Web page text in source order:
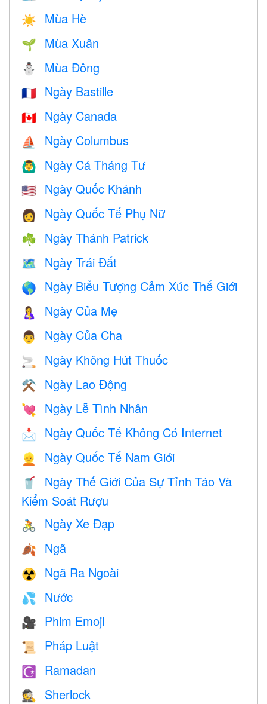
☀️ Mùa Hè
🌱 Mùa Xuân
⛄ Mùa Đông
🇫🇷 Ngày Bastille
🇨🇦 Ngày Canada
⛵️ Ngày Columbus
🙆‍♂️ Ngày Cá Tháng Tư
🇺🇸 Ngày Quốc Khánh
👩 Ngày Quốc Tế Phụ Nữ
☘️ Ngày Thánh Patrick
🗺️ Ngày Trái Đất
🌎 Ngày Biểu Tượng Cảm Xúc Thế Giới
🤱 Ngày Của Mẹ
👨 Ngày Của Cha
🚬 Ngày Không Hút Thuốc
⚒️ Ngày Lao Động
💘 Ngày Lễ Tình Nhân
📩 Ngày Quốc Tế Không Có Internet
👱 Ngày Quốc Tế Nam Giới
🥤
Ngày Thế Giới Của Sự Tỉnh Táo Và
Kiểm Soát Rượu
🚴 Ngày Xe Đạp
🍂 Ngã
☢️ Ngã Ra Ngoài
💦 Nước
🎥 Phim Emoji
📜 Pháp Luật
☪️ Ramadan
🕵️ Sherlock